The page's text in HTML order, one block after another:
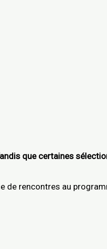
que certaines
de rencontres au